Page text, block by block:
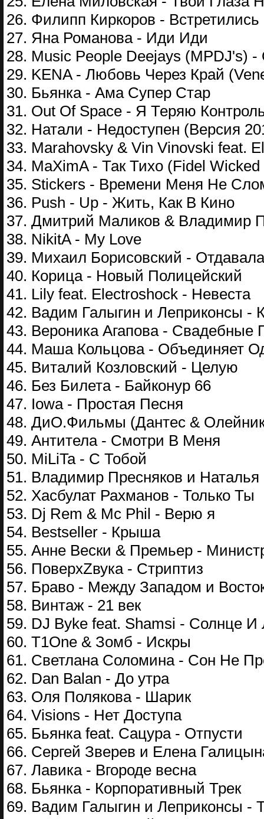
26. Филипп Киркоров - Встретились
27. Яна Романова - Иди Иди
28. Music People Deejays (MPDJ's)
29. KENA - Любовь Через Край
30. Бьянка - Ама Супер Стар
31. Out Of Space - Я Теряю
32. Натали - Недоступен (Версия
33. Marahovsky & Vin Vinovski feat.
34. MaXimA - Так Тихо (Fidel
35. Stickers - Времени Меня Не
36. Push - Up - Жить, Как В Кино
37. Дмитрий Маликов & Владимир
38. NikitA - My Love
39. Михаил Борисовский - Отдавала
40. Корица - Новый Полицейский
41. Lily feat. Electroshock - Невеста
42. Вадим Галыгин и Леприконсы -
43. Вероника Агапова - Свадебные
44. Маша Кольцова - Объединяет
45. Виталий Козловский - Целую
46. Без Билета - Байконур 66
47. Iowa - Простая Песня
48. ДиО.Фильмы (Дантес &
49. Антитела - Смотри В Меня
50. MiLiTa - С Тобой
51. Владимир Пресняков и
52. Хасбулат Рахманов - Только Ты
53. Dj Rem & Mc Phil - Верю я
54. Bestseller - Крыша
55. Анне Вески & Премьер -
56. ПоверхZвука - Стриптиз
57. Браво - Между Западом и
58. Винтаж - 21 век
59. DJ Byke feat. Shamsi - Солнце И
60. T1One & Зомб - Искры
61. Светлана Соломина - Сон Не
62. Dan Balan - До утра
63. Оля Полякова - Шарик
64. Visions - Нет Доступа
65. Бьянка feat. Сацура - Отпусти
66. Сергей Зверев и Елена
67. Лавика - Вгороде весна
68. Бьянка - Корпоративный Трек
69. Вадим Галыгин и Леприконсы -